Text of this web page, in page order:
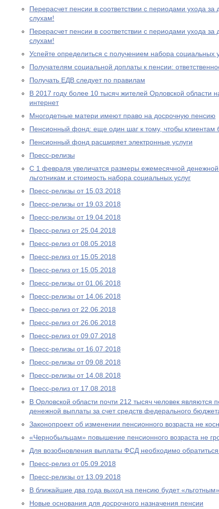
Перерасчет пенсии в соответствии с периодами ухода за
слухам!
Перерасчет пенсии в соответствии с периодами ухода за
слухам!
Успейте определиться с получением набора социальных
Получателям социальной доплаты к пенсии:
Получать ЕДВ следует по правилам
В 2017 году более 10 тысяч жителей Орловской области
интернет
Многодетные матери имеют право на досрочную пенсию
Пенсионный фонд: еще один шаг к тому, чтобы клиентам
Пенсионный фонд расширяет электронные услуги
Пресс-релизы
С 1 февраля увеличатся размеры ежемесячной
льготникам и стоимость набора социальных услуг
Пресс-релизы от 15.03.2018
Пресс-релизы от 19.03.2018
Пресс-релизы от 19.04.2018
Пресс-релиз от 25.04.2018
Пресс-релиз от 08.05.2018
Пресс-релиз от 15.05.2018
Пресс-релиз от 15.05.2018
Пресс-релизы от 01.06.2018
Пресс-релизы от 14.06.2018
Пресс-релиз от 22.06.2018
Пресс-релиз от 26.06.2018
Пресс-релиз от 09.07.2018
Пресс-релизы от 16.07.2018
Пресс-релизы от 09.08.2018
Пресс-релизы от 14.08.2018
Пресс-релиз от 17.08.2018
В Орловской области почти 212 тысяч человек являются
денежной выплаты за счет средств федерального
Законопроект об изменении пенсионного возраста не
«Чернобыльцам» повышение пенсионного возраста не
Для возобновления выплаты ФСД необходимо
Пресс-релиз от 05.09.2018
Пресс-релизы от 13.09.2018
В ближайшие два года выход на пенсию будет «льготным»
Новые основания для досрочного назначения пенсии